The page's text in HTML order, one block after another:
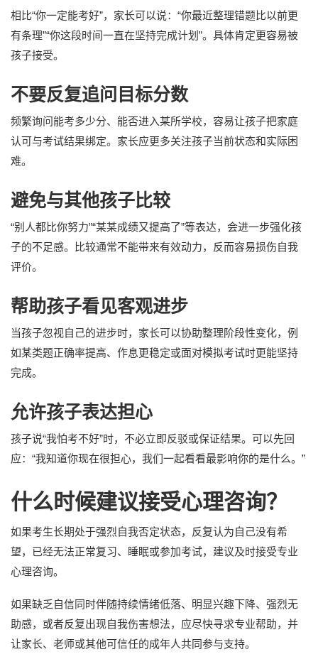
相比“你一定能考好”，家长可以说：“你最近整理错题比以前更
有条理”“你这段时间一直在坚持完成计划”。具体肯定更容易被
孩子接受。
不要反复追问目标分数
频繁询问能考多少分、能否进入某所学校，容易让孩子把家庭
认可与考试结果绑定。家长应更多关注孩子当前状态和实际困
难。
避免与其他孩子比较
“别人都比你努力”“某某成绩又提高了”等表达，会进一步强化孩
子的不足感。比较通常不能带来有效动力，反而容易损伤自我
评价。
帮助孩子看见客观进步
当孩子忽视自己的进步时，家长可以协助整理阶段性变化，例
如某类题正确率提高、作息更稳定或面对模拟考试时更能坚持
完成。
允许孩子表达担心
孩子说“我怕考不好”时，不必立即反驳或保证结果。可以先回
应：“我知道你现在很担心，我们一起看看最影响你的是什么。”
什么时候建议接受心理咨询？
如果考生长期处于强烈自我否定状态，反复认为自己没有希
望，已经无法正常复习、睡眠或参加考试，建议及时接受专业
心理咨询。
如果缺乏自信同时伴随持续情绪低落、明显兴趣下降、强烈无
助感，或者反复出现自我伤害想法，应尽快寻求专业帮助，并
让家长、老师或其他可信任的成年人共同参与支持。